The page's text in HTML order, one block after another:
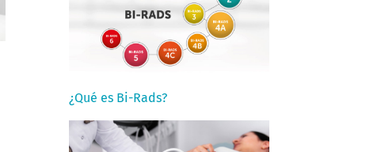
¿Qué es Bi-Rads?